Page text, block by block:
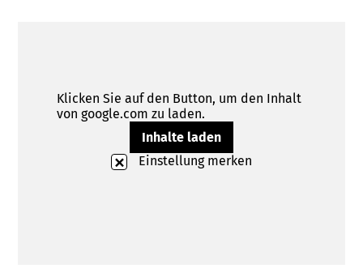
Klicken Sie auf den Button, um den Inhalt
von google.com zu laden.
Inhalte laden
Einstellung merken